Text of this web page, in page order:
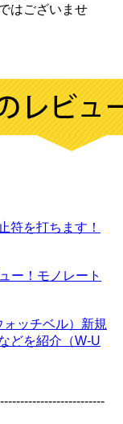
はございませ
符を打ちます！
ー！モノレート
ォッチベル）新規
どを紹介（W-U